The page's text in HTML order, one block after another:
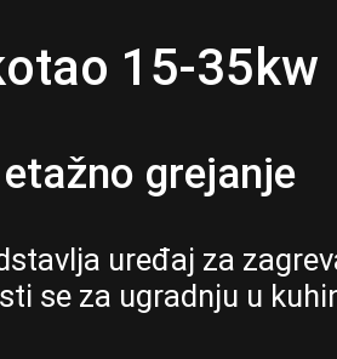
15-35kw
grejanje
uređaj za
se za ugradnju u